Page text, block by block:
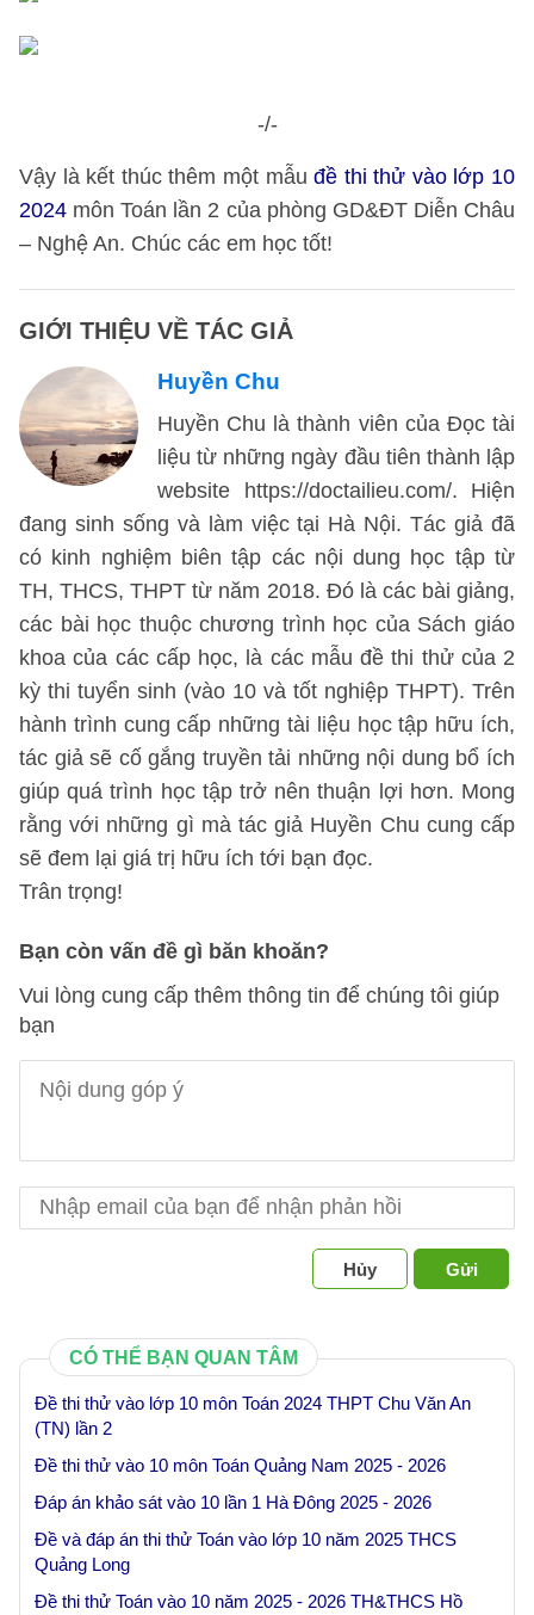
-/-
Vậy là kết thúc thêm một mẫuđề thi thử vào lớp 10
2024 môn Toán lần 2 của phòng GD&ĐT Diễn Châu
– Nghệ An. Chúc các em học tốt!
GIỚI THIỆU VỀ TÁC GIẢ
Huyền Chu
Huyền Chu là thành viên của Đọc tài
liệu từ những ngày đầu tiên thành lập
website https://doctailieu.com/. Hiện
đang sinh sống và làm việc tại Hà Nội. Tác giả đã
có kinh nghiệm biên tập các nội dung học tập từ
TH, THCS, THPT từ năm 2018. Đó là các bài giảng,
các bài học thuộc chương trình học của Sách giáo
khoa của các cấp học, là các mẫu đề thi thử của 2
kỳ thi tuyển sinh (vào 10 và tốt nghiệp THPT). Trên
hành trình cung cấp những tài liệu học tập hữu ích,
tác giả sẽ cố gắng truyền tải những nội dung bổ ích
giúp quá trình học tập trở nên thuận lợi hơn. Mong
rằng với những gì mà tác giả Huyền Chu cung cấp
sẽ đem lại giá trị hữu ích tới bạn đọc.
Trân trọng!
Bạn còn vấn đề gì băn khoăn?
Vui lòng cung cấp thêm thông tin để chúng tôi giúp
bạn
Hủy Gửi
CÓ THỂ BẠN QUAN TÂM
Đề thi thử vào lớp 10 môn Toán 2024 THPT Chu Văn An
(TN) lần 2
Đề thi thử vào 10 môn Toán Quảng Nam 2025 - 2026
Đáp án khảo sát vào 10 lần 1 Hà Đông 2025 - 2026
Đề và đáp án thi thử Toán vào lớp 10 năm 2025 THCS
Quảng Long
Đề thi thử Toán vào 10 năm 2025 - 2026 TH&THCS Hồ